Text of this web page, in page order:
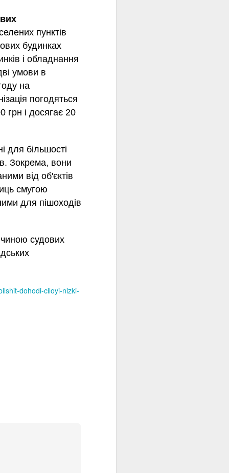
пунктів
будинках
і обладнання
умови в
на
погодяться
грн і досягає 20
для більшості
Зокрема, вони
від об'єктів
смугою
для пішоходів
судових
dohodi-ciloyi-nizki-